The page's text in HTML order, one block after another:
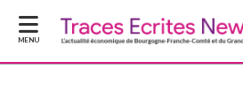
MENU